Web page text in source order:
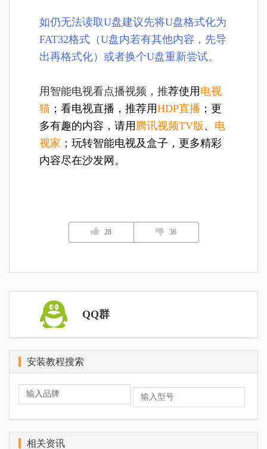
如仍无法读取U盘建议先将U盘格式化为
FAT32格式（U盘内若有其他内容，先导
出再格式化）或者换个U盘重新尝试。
用智能电视看点播视频，推荐使用 电视
猫 ；看电视直播，推荐用HDP直播 ；更
多有趣的内容，请用 腾讯视频TV版 、 电
视家 ； 玩转智能电视及盒子，更多精彩
内容尽在沙发网 。
28 36
QQ群
安装教程搜索
相关资讯